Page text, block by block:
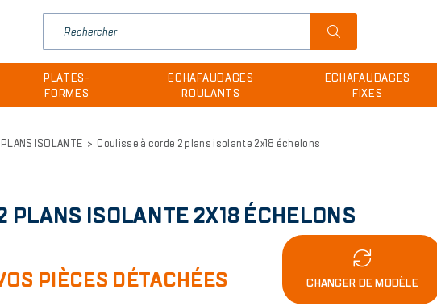
PLATES-
FORMES
ECHAFAUDAGES
ROULANTS
ECHAFAUDAGES
FIXES
ISOLANTE Coulisse à corde 2 plans isolante 2x18 échelons
PLANS ISOLANTE 2X18 ÉCHELONS
PIÈCES DÉTACHÉES CHANGER DE MODÈLE